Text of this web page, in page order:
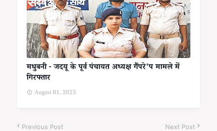
मधुबनी - जदयू के पूर्व पंचायत अध्यक्ष गैंपरे'प मामले में
गिरफ्तार
August 01, 2025
Previous Post Next Post